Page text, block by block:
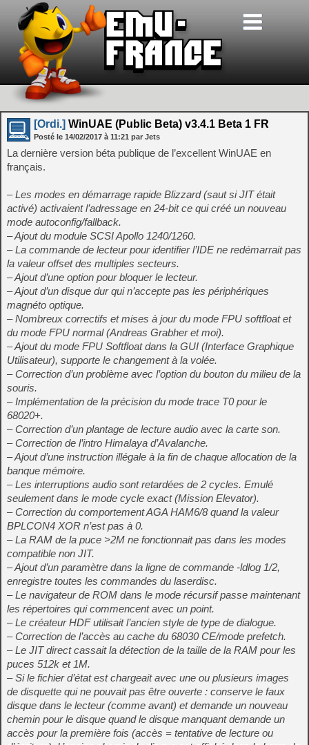
[Ordi.] WinUAE (Public Beta) v3.4.1 Beta 1 FR
Posté le 14/02/2017 à 11:21 par Jets
La dernière version béta publique de l’excellent WinUAE en
français.
– Les modes en démarrage rapide Blizzard (saut si JIT était
activé) activaient l’adressage en 24-bit ce qui créé un nouveau
mode autoconfig/fallback.
– Ajout du module SCSI Apollo 1240/1260.
– La commande de lecteur pour identifier l’IDE ne redémarrait pas
la valeur offset des multiples secteurs.
– Ajout d’une option pour bloquer le lecteur.
– Ajout d’un disque dur qui n’accepte pas les périphériques
magnéto optique.
– Nombreux correctifs et mises à jour du mode FPU softfloat et
du mode FPU normal (Andreas Grabher et moi).
– Ajout du mode FPU Softfloat dans la GUI (Interface Graphique
Utilisateur), supporte le changement à la volée.
– Correction d’un problème avec l’option du bouton du milieu de la
souris.
– Implémentation de la précision du mode trace T0 pour le
68020+.
– Correction d’un plantage de lecture audio avec la carte son.
– Correction de l’intro Himalaya d’Avalanche.
– Ajout d’une instruction illégale à la fin de chaque allocation de la
banque mémoire.
– Les interruptions audio sont retardées de 2 cycles. Emulé
seulement dans le mode cycle exact (Mission Elevator).
– Correction du comportement AGA HAM6/8 quand la valeur
BPLCON4 XOR n’est pas à 0.
– La RAM de la puce >2M ne fonctionnait pas dans les modes
compatible non JIT.
– Ajout d’un paramètre dans la ligne de commande -ldlog 1/2,
enregistre toutes les commandes du laserdisc.
– Le navigateur de ROM dans le mode récursif passe maintenant
les répertoires qui commencent avec un point.
– Le créateur HDF utilisait l’ancien style de type de dialogue.
– Correction de l’accès au cache du 68030 CE/mode prefetch.
– Le JIT direct cassait la détection de la taille de la RAM pour les
puces 512k et 1M.
– Si le fichier d’état est chargeait avec une ou plusieurs images
de disquette qui ne pouvait pas être ouverte : conserve le faux
disque dans le lecteur (comme avant) et demande un nouveau
chemin pour le disque quand le disque manquant demande un
accès pour la première fois (accès = tentative de lecture ou